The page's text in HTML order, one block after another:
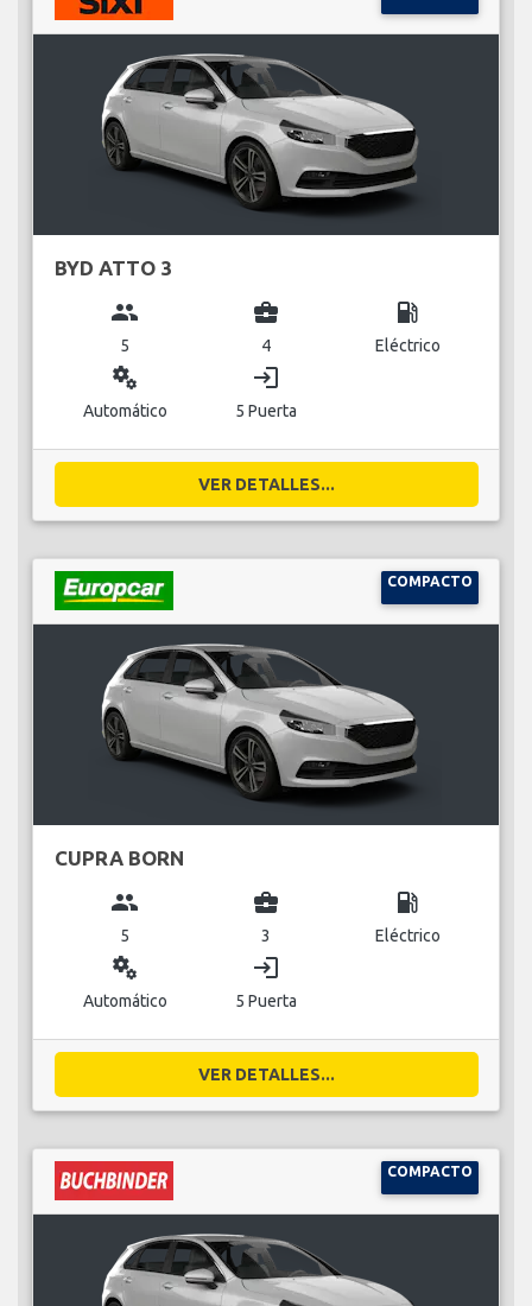
BYD ATTO 3
group
5
business_center
4
local_gas_station
Eléctrico
miscellaneous_services
Automático
login
5 Puerta
VER DETALLES...
COMPACTO
CUPRA BORN
group
5
business_center
3
local_gas_station
Eléctrico
miscellaneous_services
Automático
login
5 Puerta
VER DETALLES...
COMPACTO